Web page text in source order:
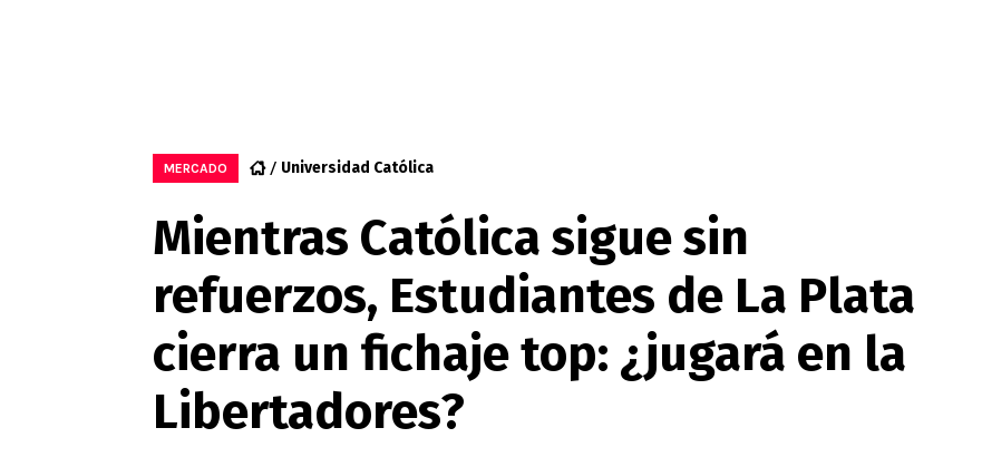
MERCADO Universidad Católica
Mientras Católica sigue sin
refuerzos, Estudiantes de La Plata
cierra un fichaje top: ¿jugará en la
Libertadores?